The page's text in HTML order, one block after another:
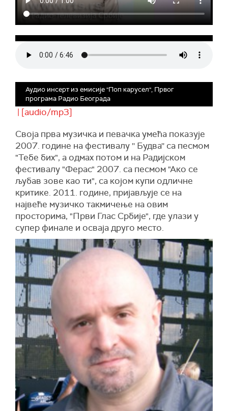
Аудио инсерт из емисије "Поп карусел", Првог
програма Радио Београда
| [audio/mp3]
Своја прва музичка и певачка умећа показује
2007. године на фестивалу '' Будва'' са песмом
"Тебе бих", а одмах потом и на Радијском
фестивалу "Ферас" 2007. са песмом "Ако се
љубав зове као ти", са којом купи одличне
критике. 2011. године, пријављује се на
највеће музичко такмичење на овим
просторима, "Први Глас Србије", где улази у
супер финале и осваја друго место.